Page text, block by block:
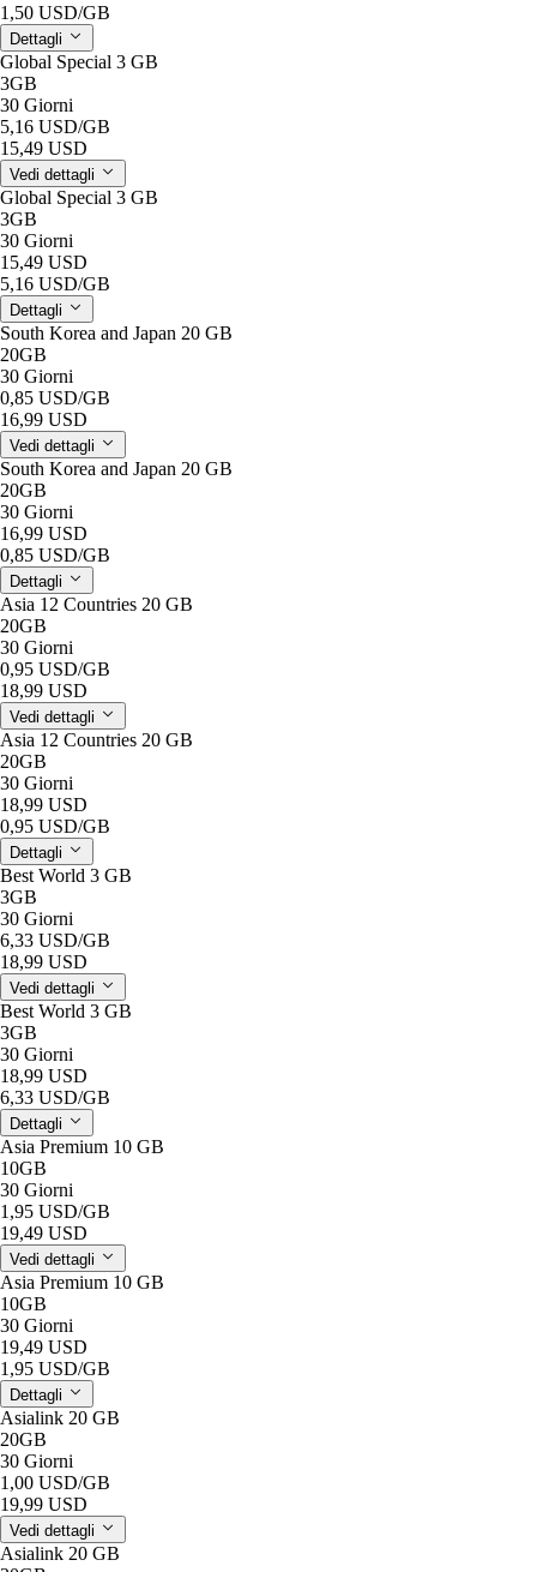
1,50 USD/GB
Dettagli
Global Special 3 GB
3GB
30 Giorni
5,16 USD/GB
15,49 USD
Vedi dettagli
Global Special 3 GB
3GB
30 Giorni
15,49 USD
5,16 USD/GB
Dettagli
South Korea and Japan 20 GB
20GB
30 Giorni
0,85 USD/GB
16,99 USD
Vedi dettagli
South Korea and Japan 20 GB
20GB
30 Giorni
16,99 USD
0,85 USD/GB
Dettagli
Asia 12 Countries 20 GB
20GB
30 Giorni
0,95 USD/GB
18,99 USD
Vedi dettagli
Asia 12 Countries 20 GB
20GB
30 Giorni
18,99 USD
0,95 USD/GB
Dettagli
Best World 3 GB
3GB
30 Giorni
6,33 USD/GB
18,99 USD
Vedi dettagli
Best World 3 GB
3GB
30 Giorni
18,99 USD
6,33 USD/GB
Dettagli
Asia Premium 10 GB
10GB
30 Giorni
1,95 USD/GB
19,49 USD
Vedi dettagli
Asia Premium 10 GB
10GB
30 Giorni
19,49 USD
1,95 USD/GB
Dettagli
Asialink 20 GB
20GB
30 Giorni
1,00 USD/GB
19,99 USD
Vedi dettagli
Asialink 20 GB